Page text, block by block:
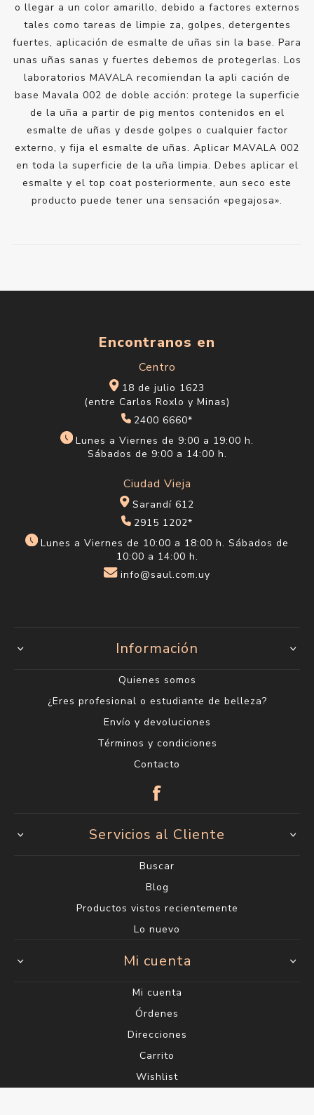
o llegar a un color amarillo, debido a factores externos
tales como tareas de limpie za, golpes, detergentes
fuertes, aplicación de esmalte de uñas sin la base. Para
unas uñas sanas y fuertes debemos de protegerlas. Los
laboratorios MAVALA recomiendan la apli cación de
base Mavala 002 de doble acción: protege la superficie
de la uña a partir de pig mentos contenidos en el
esmalte de uñas y desde golpes o cualquier factor
externo, y fija el esmalte de uñas. Aplicar MAVALA 002
en toda la superficie de la uña limpia. Debes aplicar el
esmalte y el top coat posteriormente, aun seco este
producto puede tener una sensación «pegajosa».
Encontranos en
Centro
18 de julio 1623
(entre Carlos Roxlo y Minas)
2400 6660*
Lunes a Viernes de 9:00 a 19:00 h.
Sábados de 9:00 a 14:00 h.
Ciudad Vieja
Sarandí 612
2915 1202*
Lunes a Viernes de 10:00 a 18:00 h. Sábados de
10:00 a 14:00 h.
info@saul.com.uy
Información
Quienes somos
¿Eres profesional o estudiante de belleza?
Envío y devoluciones
Términos y condiciones
Contacto
Servicios al Cliente
Buscar
Blog
Productos vistos recientemente
Lo nuevo
Mi cuenta
Mi cuenta
Órdenes
Direcciones
Carrito
Wishlist